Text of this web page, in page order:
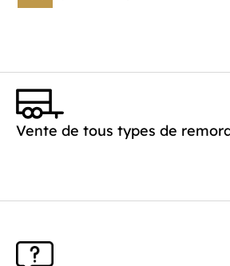
Vente de tous types de